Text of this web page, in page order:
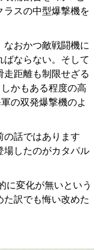
ラスの中型爆撃機を
おかつ敵戦闘機に
ならない。そして
距離も制限せざる
かもある程度の高
の双発爆撃機のよ
の話ではあります
場したのがカタパル
に変化が無いという
訳でも悔い改めた